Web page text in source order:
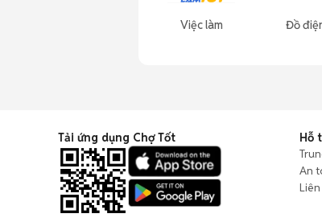
Việc làm Đồ
Tải ứng dụng Chợ Tốt
Hỗ
An